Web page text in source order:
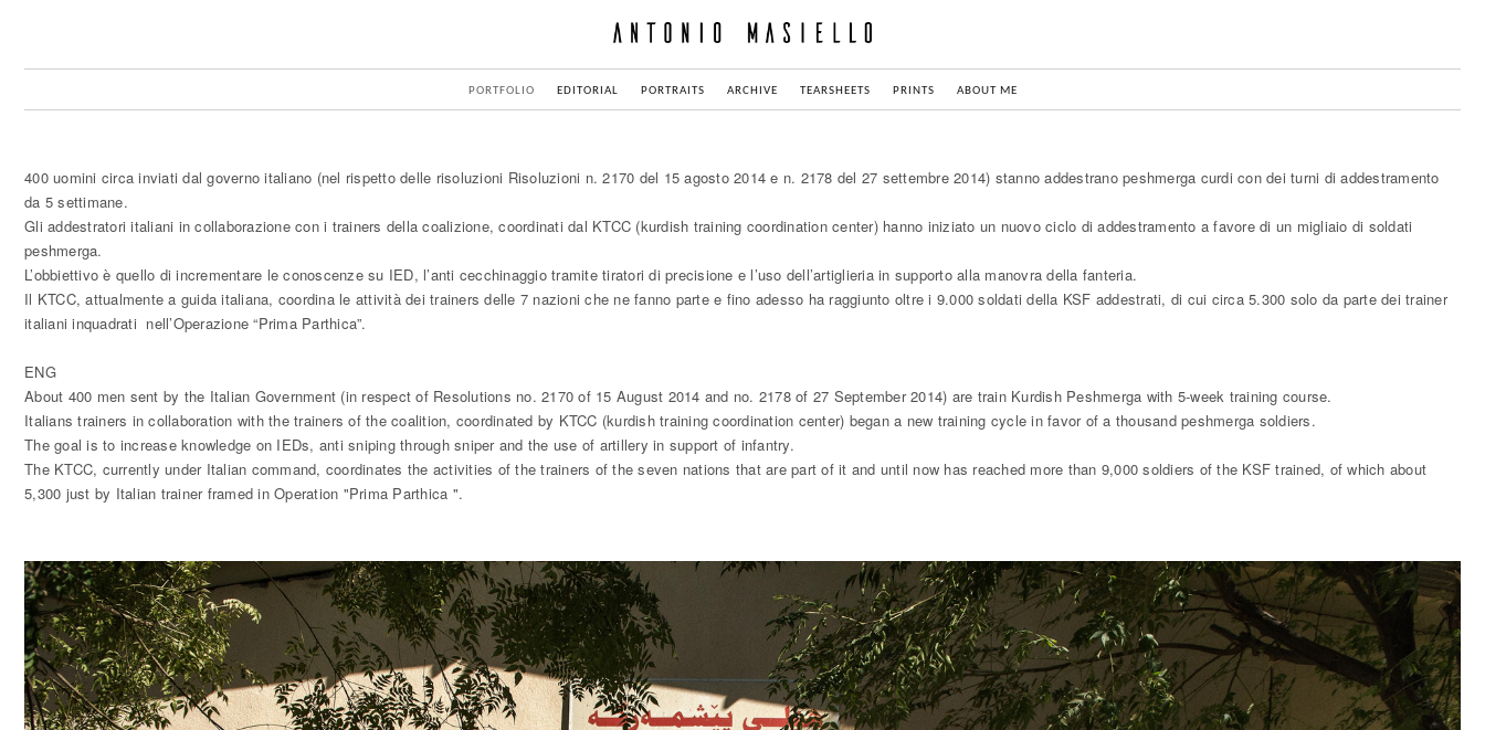
PORTFOLIO EDITORIAL PORTRAITS ARCHIVE TEARSHEETS PRINTS ABOUT ME
400 uomini circa inviati dal governo italiano (nel rispetto delle risoluzioni Risoluzioni n. 2170 del 15 agosto 2014 e n. 2178 del 27 settembre 2014) stanno addestrano peshmerga curdi con dei turni di addestramento
da 5 settimane.
Gli addestratori italiani in collaborazione con i trainers della coalizione, coordinati dal KTCC (kurdish training coordination center) hanno iniziato un nuovo ciclo di addestramento a favore di un migliaio di soldati
peshmerga.
L’obbiettivo è quello di incrementare le conoscenze su IED, l’anti cecchinaggio tramite tiratori di precisione e l’uso dell’artiglieria in supporto alla manovra della fanteria.
Il KTCC, attualmente a guida italiana, coordina le attività dei trainers delle 7 nazioni che ne fanno parte e fino adesso ha raggiunto oltre i 9.000 soldati della KSF addestrati, di cui circa 5.300 solo da parte dei trainer
italiani inquadrati nell’Operazione “Prima Parthica”.
ENG
About 400 men sent by the Italian Government (in respect of Resolutions no. 2170 of 15 August 2014 and no. 2178 of 27 September 2014) are train Kurdish Peshmerga with 5-week training course.
Italians trainers in collaboration with the trainers of the coalition, coordinated by KTCC (kurdish training coordination center) began a new training cycle in favor of a thousand peshmerga soldiers.
The goal is to increase knowledge on IEDs, anti sniping through sniper and the use of artillery in support of infantry.
The KTCC, currently under Italian command, coordinates the activities of the trainers of the seven nations that are part of it and until now has reached more than 9,000 soldiers of the KSF trained, of which about
5,300 just by Italian trainer framed in Operation "Prima Parthica ".